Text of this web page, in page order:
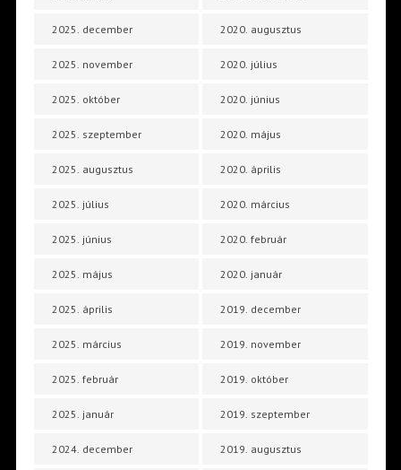
2025. december
2025. november
2025. október
2025. szeptember
2025. augusztus
2025. július
2025. június
2025. május
2025. április
2025. március
2025. február
2025. január
2024. december
2020. augusztus
2020. július
2020. június
2020. május
2020. április
2020. március
2020. február
2020. január
2019. december
2019. november
2019. október
2019. szeptember
2019. augusztus